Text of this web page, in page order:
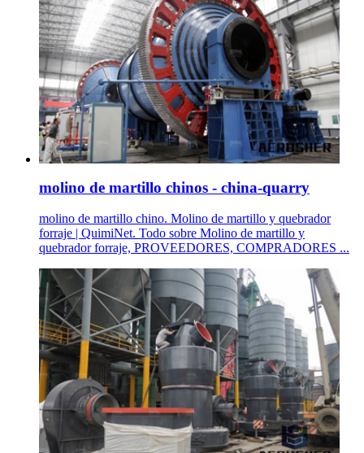
molino de martillo chinos - china-quarry
molino de martillo chino. Molino de martillo y quebrador
forraje | QuimiNet. Todo sobre Molino de martillo y
quebrador forraje, PROVEEDORES, COMPRADORES ...